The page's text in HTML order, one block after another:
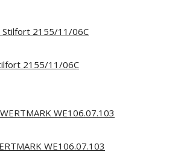
2155/11/06C
WE106.07.103